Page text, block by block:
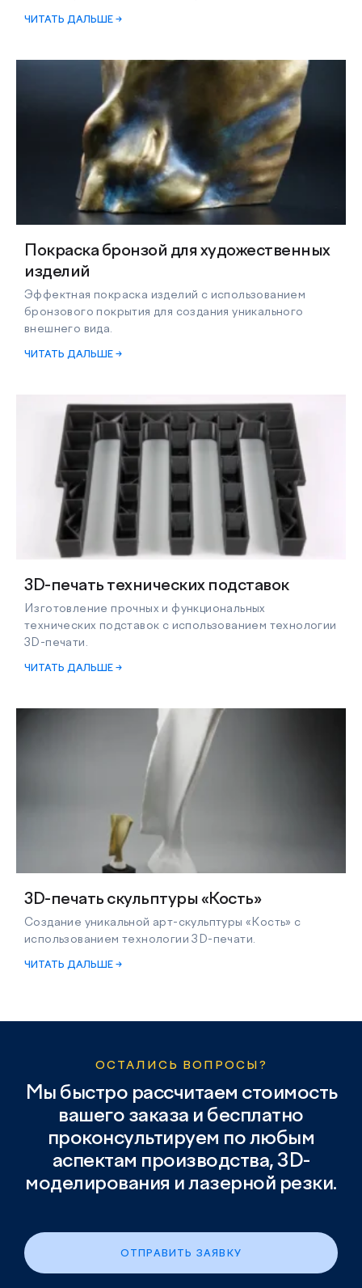
ЧИТАТЬ ДАЛЬШЕ →
Покраска бронзой для художественных
изделий
Эффектная покраска изделий с использованием
бронзового покрытия для создания уникального
внешнего вида.
ЧИТАТЬ ДАЛЬШЕ →
3D-печать технических подставок
Изготовление прочных и функциональных
технических подставок с использованием технологии
3D-печати.
ЧИТАТЬ ДАЛЬШЕ →
3D-печать скульптуры «Кость»
Создание уникальной арт-скульптуры «Кость» с
использованием технологии 3D-печати.
ЧИТАТЬ ДАЛЬШЕ →
ОСТАЛИСЬ ВОПРОСЫ?
Мы быстро рассчитаем стоимость
вашего заказа и бесплатно
проконсультируем по любым
аспектам производства, 3D-
моделирования и лазерной резки.
ОТПРАВИТЬ ЗАЯВКУ